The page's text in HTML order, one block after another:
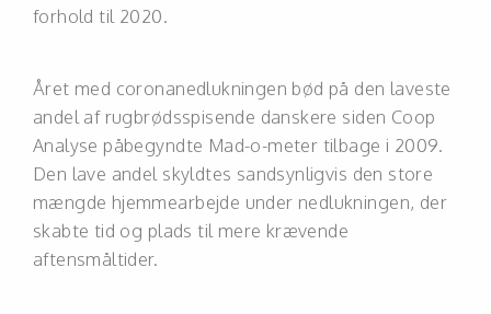
forhold til 2020.
Året med coronanedlukningen bød på den laveste
andel af rugbrødsspisende danskere siden Coop
Analyse påbegyndte Mad-o-meter tilbage i 2009.
Den lave andel skyldtes sandsynligvis den store
mængde hjemmearbejde under nedlukningen, der
skabte tid og plads til mere krævende
aftensmåltider.